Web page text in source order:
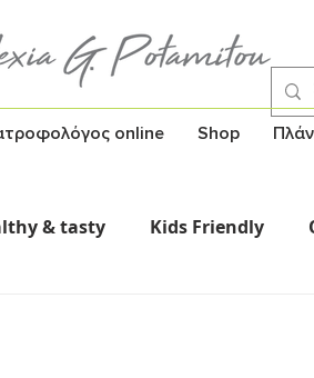
online Shop
& tasty Kids Friendly